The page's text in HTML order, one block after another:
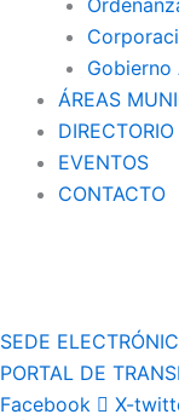
ÁREAS
DIRECTORIO
EVENTOS
CONTACTO
SEDE
PORTAL DE
Facebook
X-